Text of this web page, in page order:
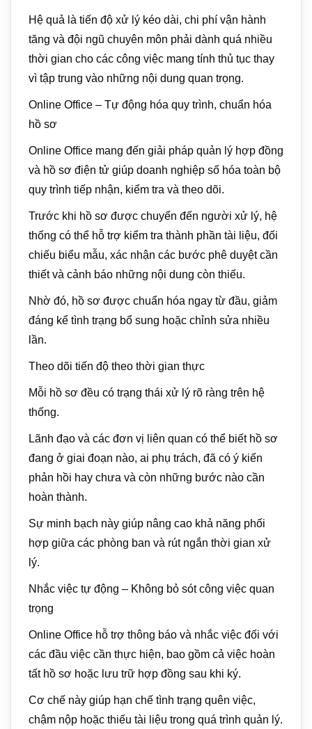
Hệ quả là tiến độ xử lý kéo dài, chi phí vận hành
tăng và đội ngũ chuyên môn phải dành quá nhiều
thời gian cho các công việc mang tính thủ tục thay
vì tập trung vào những nội dung quan trọng.
Online Office – Tự động hóa quy trình, chuẩn hóa
hồ sơ
Online Office mang đến giải pháp quản lý hợp đồng
và hồ sơ điện tử giúp doanh nghiệp số hóa toàn bộ
quy trình tiếp nhận, kiểm tra và theo dõi.
Trước khi hồ sơ được chuyển đến người xử lý, hệ
thống có thể hỗ trợ kiểm tra thành phần tài liệu, đối
chiếu biểu mẫu, xác nhận các bước phê duyệt cần
thiết và cảnh báo những nội dung còn thiếu.
Nhờ đó, hồ sơ được chuẩn hóa ngay từ đầu, giảm
đáng kể tình trạng bổ sung hoặc chỉnh sửa nhiều
lần.
Theo dõi tiến độ theo thời gian thực
Mỗi hồ sơ đều có trạng thái xử lý rõ ràng trên hệ
thống.
Lãnh đạo và các đơn vị liên quan có thể biết hồ sơ
đang ở giai đoạn nào, ai phụ trách, đã có ý kiến
phản hồi hay chưa và còn những bước nào cần
hoàn thành.
Sự minh bạch này giúp nâng cao khả năng phối
hợp giữa các phòng ban và rút ngắn thời gian xử
lý.
Nhắc việc tự động – Không bỏ sót công việc quan
trọng
Online Office hỗ trợ thông báo và nhắc việc đối với
các đầu việc cần thực hiện, bao gồm cả việc hoàn
tất hồ sơ hoặc lưu trữ hợp đồng sau khi ký.
Cơ chế này giúp hạn chế tình trạng quên việc,
chậm nộp hoặc thiếu tài liệu trong quá trình quản lý.